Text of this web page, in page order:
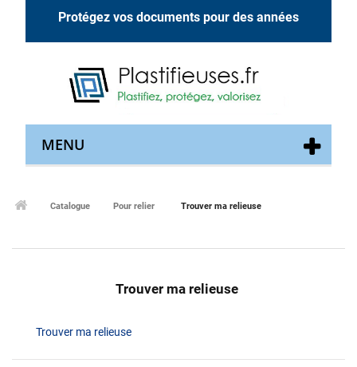
Protégez vos documents pour des années
MENU
Catalogue Pour relier Trouver ma relieuse
Trouver ma relieuse
Trouver ma relieuse